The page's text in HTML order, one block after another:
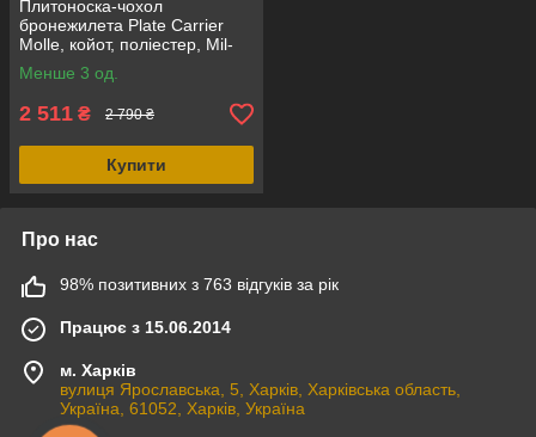
Плитоноска-чохол
бронежилета Plate Carrier
Molle, койот, поліестер, Mil-
Tec, Німеччина
Менше 3 од.
2 511 ₴ 2 790 ₴
Купити
Про нас
98% позитивних з 763 відгуків за рік
Працює з 15.06.2014
м. Харків
вулиця Ярославська, 5, Харків, Харківська область,
Україна, 61052, Харків, Україна